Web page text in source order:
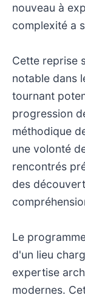
nouveau à
complexité a
Cette reprise
notable dans
tournant
progression
méthodique
une volonté
rencontrés
des
Le
d'un lieu
expertise
modernes.